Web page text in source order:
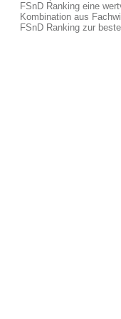
FSnD Ranking eine
Kombination aus
FSnD Ranking zur